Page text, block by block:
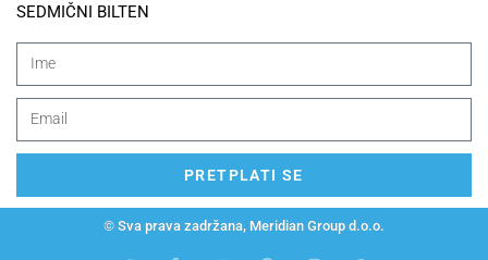
SEDMIČNI BILTEN
PRETPLATI SE
© Sva prava zadržana, Meridian Group d.o.o.